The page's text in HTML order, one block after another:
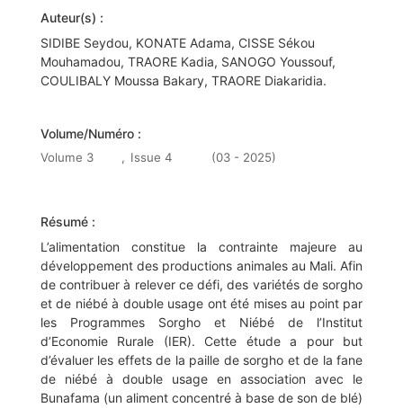
Auteur(s) :
SIDIBE Seydou, KONATE Adama, CISSE Sékou
Mouhamadou, TRAORE Kadia, SANOGO Youssouf,
COULIBALY Moussa Bakary, TRAORE Diakaridia.
Volume/Numéro :
Volume 3 , Issue 4 (03 - 2025)
Résumé :
L’alimentation constitue la contrainte majeure au
développement des productions animales au Mali. Afin
de contribuer à relever ce défi, des variétés de sorgho
et de niébé à double usage ont été mises au point par
les Programmes Sorgho et Niébé de l’Institut
d’Economie Rurale (IER). Cette étude a pour but
d’évaluer les effets de la paille de sorgho et de la fane
de niébé à double usage en association avec le
Bunafama (un aliment concentré à base de son de blé)